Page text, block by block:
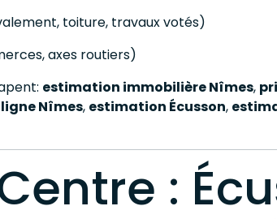
toiture, travaux votés)
axes routiers)
estimation immobilière Nîmes,
Nîmes, estimation Écusson,
: